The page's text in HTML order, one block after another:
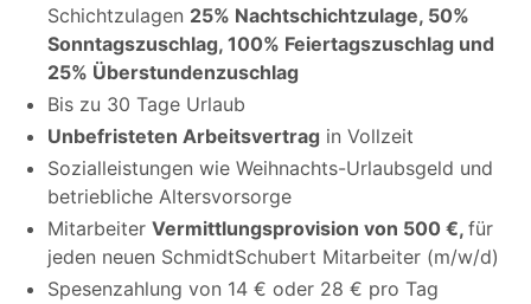
Schichtzulagen 25% Nachtschichtzulage, 50%
Sonntagszuschlag, 100% Feiertagszuschlag und
25% Überstundenzuschlag
Bis zu 30 Tage Urlaub
Unbefristeten Arbeitsvertrag in Vollzeit
Sozialleistungen wie Weihnachts-Urlaubsgeld und
betriebliche Altersvorsorge
Mitarbeiter Vermittlungsprovision von 500 €, für
jeden neuen SchmidtSchubert Mitarbeiter (m/w/d)
Spesenzahlung von 14 € oder 28 € pro Tag